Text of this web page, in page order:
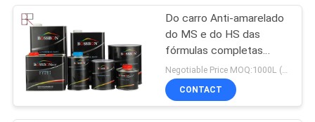
PRIVACY
POLICY
Pintura misturada
pronta do carro
Do carro Anti-amarelado
do MS e do HS das
fórmulas completas
pintura para o reparo do
carro
CONTACT